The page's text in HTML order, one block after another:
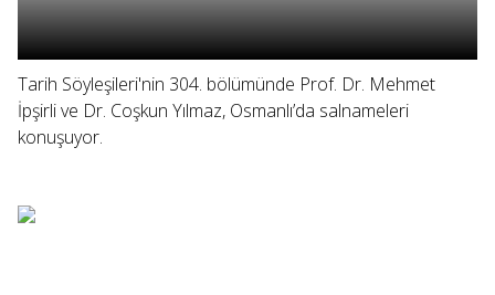
Tarih Söyleşileri'nin 304. bölümünde Prof. Dr. Mehmet
İpşirli ve Dr. Coşkun Yılmaz, Osmanlı’da salnameleri
konuşuyor.